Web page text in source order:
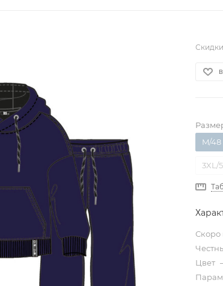
M/48
3XL/
Скоро
Цвет